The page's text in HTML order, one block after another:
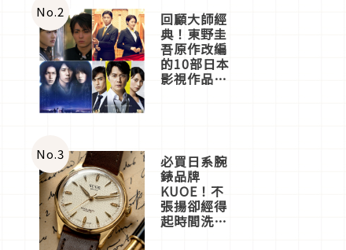
體驗
No.2 回顧大師經
典！東野圭
吾原作改編
的10部日本
影視作品推
No.3 必買日系腕
錶品牌
KUOE！不
張揚卻經得
起時間洗鍊